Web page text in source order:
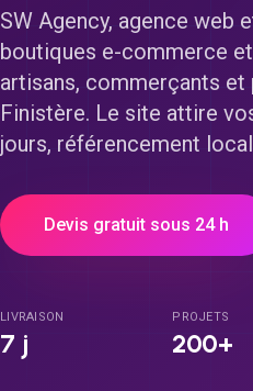
SW Agency, agence web
boutiques e-commerce
artisans, commerçants
Finistère. Le site attire
jours, référencement
Devis gratuit sous 24 h
LIVRAISON
7 j
PROJETS
200+